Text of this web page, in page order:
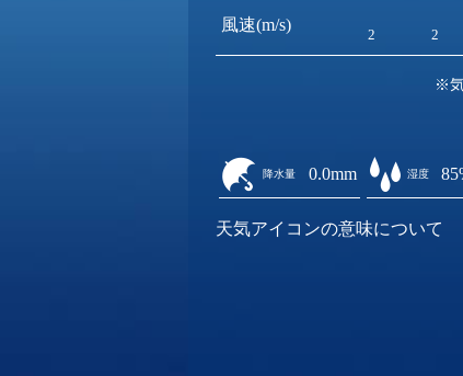
風速(m/s)
2 2
※
降水量 0.0mm 湿度
天気アイコンの意味について